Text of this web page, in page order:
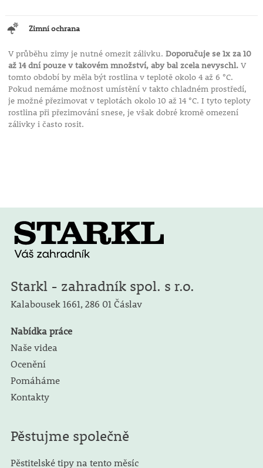
Zimní ochrana
V průběhu zimy je nutné omezit zálivku. Doporučuje se 1x za 10
až 14 dní pouze v takovém množství, aby bal zcela nevyschl.V
tomto období by měla být rostlina v teplotě okolo 4 až 6 °C.
Pokud nemáme možnost umístění v takto chladném prostředí,
je možné přezimovat v teplotách okolo 10 až 14 °C. I tyto teploty
rostlina při přezimování snese, je však dobré kromě omezení
zálivky i často rosit.
Starkl - zahradník spol. s r.o.
Kalabousek 1661, 286 01 Čáslav
Nabídka práce
Naše videa
Ocenění
Pomáháme
Kontakty
Pěstujme společně
Pěstitelské tipy na tento měsíc